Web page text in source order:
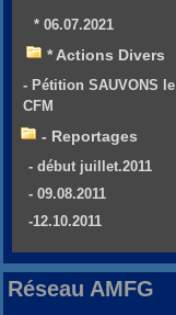
* 06.07.2021
* Actions Divers
- Pétition SAUVONS le
CFM
- Reportages
- début juillet.2011
- 09.08.2011
-12.10.2011
Réseau AMFG